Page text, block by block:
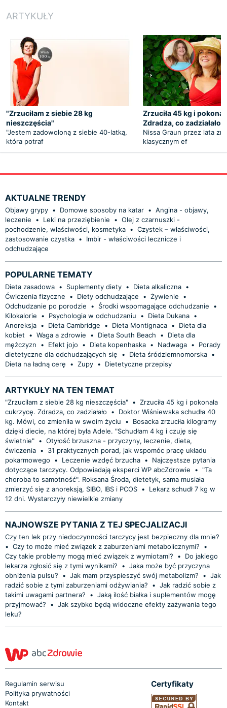
ARTYKUŁY
"Zrzuciłam z siebie 28 kg
nieszczęścia"
"Jestem zadowoloną z siebie 40-latką,
która potraf
Zrzuciła 45 kg i
Zdradza, co zadziałało
Nissa Graun przez lata
klasycznym ef
AKTUALNE TRENDY
Objawy grypy • Domowe sposoby na katar • Angina - objawy,
leczenie
• Leki na przeziębienie • Olej z czarnuszki -
pochodzenie, właściwości, kosmetyka • Czystek – właściwości,
zastosowanie czystka •
Imbir - właściwości lecznicze i
odchudzające
POPULARNE TEMATY
Dieta zasadowa • Suplementy diety • Dieta alkaliczna •
Ćwiczenia fizyczne
• Diety odchudzające • Żywienie
•
Odchudzanie po porodzie
• Środki wspomagające odchudzanie
•
Kilokalorie
• Psychologia w odchudzaniu • Dieta Dukana •
Anoreksja • Dieta Cambridge • Dieta Montignaca •
Dieta dla
kobiet
• Waga a zdrowie • Dieta South Beach •
Dieta dla
mężczyzn
• Efekt jojo • Dieta kopenhaska • Nadwaga •
Porady
dietetyczne dla odchudzających się
• Dieta śródziemnomorska •
Dieta na ładną cerę
• Zupy • Dietetyczne przepisy
ARTYKUŁY NA TEN TEMAT
"Zrzuciłam z siebie 28 kg nieszczęścia" • Zrzuciła 45 kg i pokonała
cukrzycę. Zdradza, co zadziałało
•
Doktor Wiśniewska schudła 40
kg. Mówi, co zmieniła w swoim życiu
•
Bosacka zrzuciła kilogramy
dzięki diecie, na której była Adele. "Schudłam 4 kg i czuję się
świetnie" • Otyłość brzuszna - przyczyny, leczenie, dieta,
ćwiczenia •
31 praktycznych porad, jak wspomóc pracę układu
pokarmowego
• Leczenie wzdęć brzucha •
Najczęstsze pytania
dotyczące tarczycy. Odpowiadają eksperci WP abcZdrowie
•
"Ta
choroba to samotność". Roksana Środa, dietetyk, sama musiała
zmierzyć się z anoreksją, SIBO, IBS i PCOS •
Lekarz schudł 7 kg w
12 dni. Wystarczyły niewielkie zmiany
NAJNOWSZE PYTANIA Z TEJ SPECJALIZACJI
Czy ten lek przy niedoczynności tarczycy jest bezpieczny dla mnie?
• Czy to może mieć związek z zaburzeniami metabolicznymi?
•
Czy takie problemy mogą mieć związek z wymiotami?
•
Do jakiego
lekarza zgłosić się z tymi wynikami?
• Jaka może być przyczyna
obniżenia pulsu?
• Jak mam przyspieszyć swój metabolizm? • Jak
radzić sobie z tymi zaburzeniami odżywiania?
• Jak radzić sobie z
takimi uwagami partnera?
• Jaką ilość białka i suplementów mogę
przyjmować?
• Jak szybko będą widoczne efekty zażywania tego
leku?
Regulamin serwisu
Polityka prywatności
Kontakt
Certyfikaty